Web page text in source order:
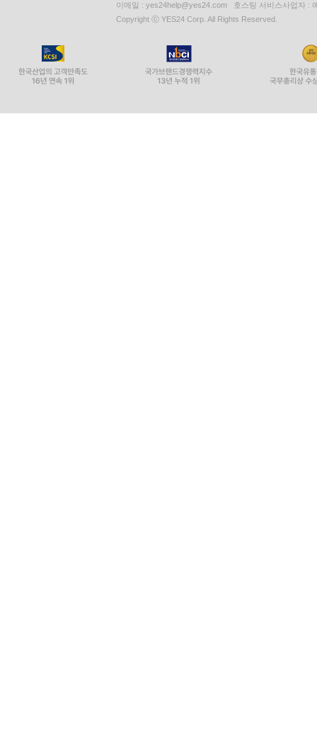
이메일 : yes24help@yes24.com 호스팅 서비스사업자 :
Copyright ⓒ YES24 Corp. All Rights Reserved.